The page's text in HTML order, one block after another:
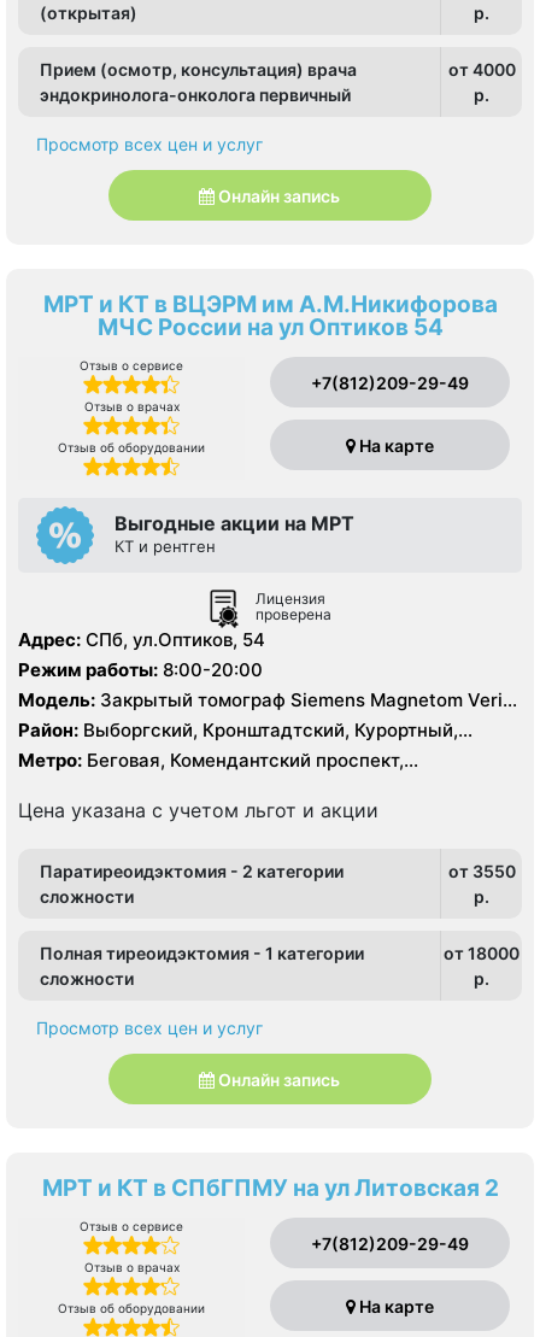
(открытая)
p.
Прием (осмотр, консультация) врача
эндокринолога-онколога первичный
от 4000
p.
Просмотр всех цен и услуг
Онлайн запись
МРТ и КТ в ВЦЭРМ им А.М.Никифорова
МЧС России на ул Оптиков 54
Отзыв о сервисе
Отзыв о врачах
Отзыв об оборудовании
+7(812)209-29-49
На карте
Выгодные акции на МРТ
КТ и рентген
Лицензия
проверена
Адрес: СПб, ул.Оптиков, 54
Режим работы: 8:00-20:00
Модель: Закрытый томограф Siemens Magnetom Verio
1.5 Тесла, КТ Siemens 64 среза
Район: Выборгский, Кронштадтский, Курортный,
Ленинградская область, Приморский
Метро: Беговая, Комендантский проспект,
Цена указана с учетом льгот и акции
Паратиреоидэктомия - 2 категории
сложности
от 3550
p.
Полная тиреоидэктомия - 1 категории
сложности
от 18000
p.
Просмотр всех цен и услуг
Онлайн запись
МРТ и КТ в СПбГПМУ на ул Литовская 2
Отзыв о сервисе
Отзыв о врачах
Отзыв об оборудовании
+7(812)209-29-49
На карте